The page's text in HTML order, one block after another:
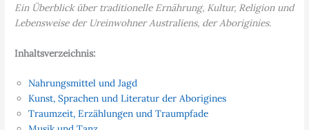
Ein Überblick über traditionelle Ernährung, Kultur, Religion und
Lebensweise der Ureinwohner Australiens, der Aboriginies.
Inhaltsverzeichnis:
Nahrungsmittel und Jagd
Kunst, Sprachen und Literatur der Aborigines
Traumzeit, Erzählungen und Traumpfade